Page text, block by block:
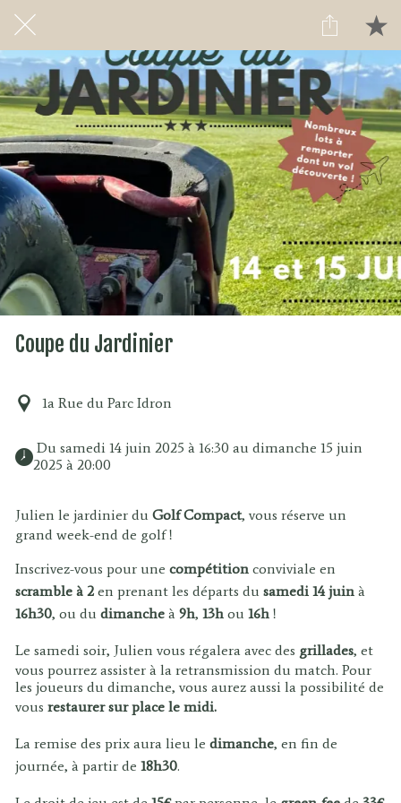
Coupe du Jardinier
1a Rue du Parc Idron
2025 à 20:00
Julien le jardinier du Golf Compact, vous réserve un
grand week-end de golf !
Inscrivez-vous pour une compétition conviviale en
scramble à 2 en prenant les départs du samedi 14 juin à
16h30, ou du dimanche à 9h, 13h ou 16h !
Le samedi soir, Julien vous régalera avec des grillades, et
vous pourrez assister à la retransmission du match. Pour
les joueurs du dimanche, vous aurez aussi la possibilité de
vous restaurer sur place le midi.
La remise des prix aura lieu le dimanche, en fin de
journée, à partir de 18h30.